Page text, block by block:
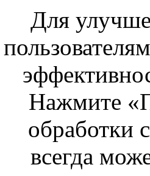
Для
Нажмите
обработки
всегда